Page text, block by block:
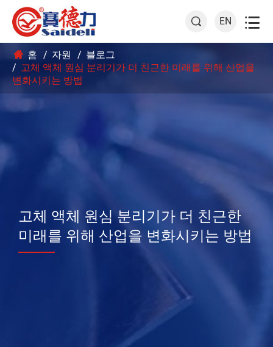
 EN 
홈 자원
블로그
고체 액체 원심 분리기가 더 친근한 미래를 위해 산업을
변화시키는 방법
고체 액체 원심 분리기가 더 친근한
미래를 위해 산업을 변화시키는 방법